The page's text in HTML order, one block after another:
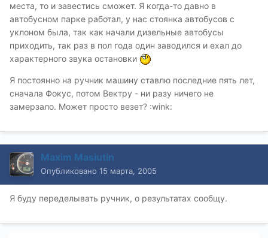
места, то и завестись сможет. Я когда-то давно в
автобусном парке работал, у нас стоянка автобусов с
уклоном была, так как начали дизельные автобусы
приходить, так раз в пол года один заводился и ехал до
характерного звука остановки
Я постоянно на ручник машину ставлю последние пять лет,
сначала Фокус, потом Вектру - ни разу ничего не
замерзало. Может просто везет? :wink:
Maxim Masiutin
Опубликовано 15 марта, 2005
Я буду переделывать ручник, о результатах сообщу.